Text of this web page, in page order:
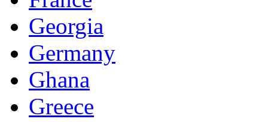
Georgia
Germany
Ghana
Greece